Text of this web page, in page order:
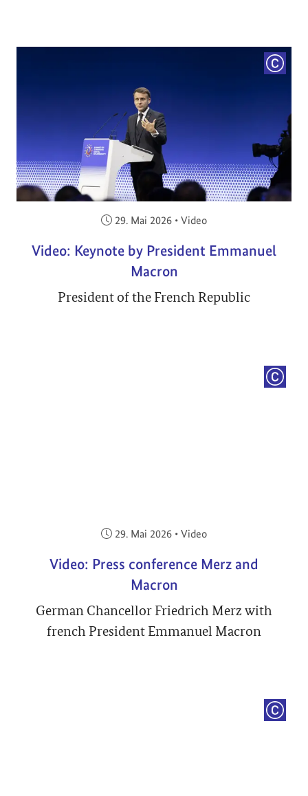
Veröffentlicht am:
29. Mai 2026 • Video
Video: Keynote by President Emmanuel
Macron
President of the French Republic
Veröffentlicht am:
29. Mai 2026 • Video
Video: Press conference Merz and
Macron
German Chancellor Friedrich Merz with
french President Emmanuel Macron